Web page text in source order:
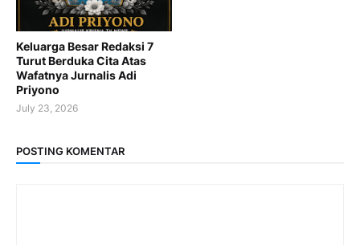
Keluarga Besar Redaksi 7
Turut Berduka Cita Atas
Wafatnya Jurnalis Adi
Priyono
July 23, 2026
POSTING KOMENTAR